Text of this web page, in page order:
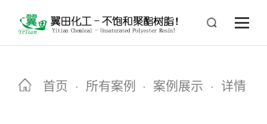
首页 · 所有案例 · 案例展示 · 详情